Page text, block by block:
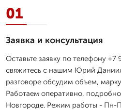
01
Заявка и консультация
Оставьте заявку по телефону +7
свяжитесь с нашим Юрий
разговоре обсудим объем,
Работаем оперативно,
Новгороде. Режим работы - Пн-